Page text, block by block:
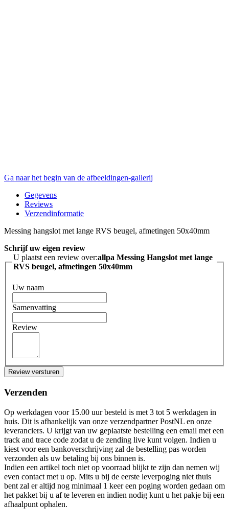
Ga naar het begin van de afbeeldingen-gallerij
Gegevens
Reviews
Verzendinformatie
Messing hangslot met lange RVS beugel, afmetingen 50x40mm
Schrijf uw eigen review
U plaatst een review over:allpa Messing Hangslot met lange
RVS beugel, afmetingen 50x40mm
Uw naam
Samenvatting
Review
Review versturen
Verzenden
Op werkdagen voor 15.00 uur besteld is met 3 tot 5 werkdagen in
huis. Dit is afhankelijk van onze verzendpartner PostNL en onze
leveranciers. U krijgt van uw geplaatste bestelling een email met een
track and trace code zodat u de zending live kunt volgen. Indien u
kiest voor een bankoverschrijving zal de bestelling pas worden
verzonden als uw betaling bij ons binnen is.
Indien een artikel toch niet op voorraad blijkt te zijn dan nemen wij
even contact met u op. Mits u bij de eerste leverpoging niet thuis
bent zal er altijd nog minimaal 1 keer een poging worden gedaan om
het pakket bij u af te leveren en indien nodig kunt u het pakje bij een
afhaalpunt ophalen.